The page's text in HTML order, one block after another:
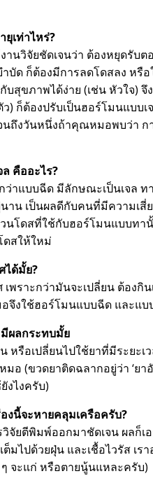
เท่าไหร่?
นวิจัยชัดเจนว่า ต้องหยุดรับ
บัด ก็ต้องมีการลดโดสลง หรื
สุขภาพได้ง่าย (เช่น หัวใจ)
ก็ต้องปรับเป็นฮอร์โมนแบบ
นถึงวันหนึ่งถ้าคุณหมอพบว่า
คืออะไร?
ว่าแบบฉีด มีลักษณะเป็นเจล
าน เป็นผลดีกับคนที่มีความเ
นโดสที่ใช้กับฮอร์โมนแบบท
สให้ใหม่
ได้มั้ย?
ราะกว่ามันจะเปลี่ยน ต้องกิน
งใช้ฮอร์โมนแบบฉีด และแบ
มีผลกระทบมั้ย
หรือเปลี่ยนไปใช้ยาที่มีระยะ
อ (ขวดยาติดฉลากอยู่ว่า ‘ยา
งไงครับ)
งนี้จะหายคลุมเครือครับ?
ยตีพิมพ์ออกมาชัดเจน ผลก็เ
มไปด้วยฝุ่น และเชื้อไวรัส เ
ๆ จะแก่ หรือตายนู้นแหละครับ)